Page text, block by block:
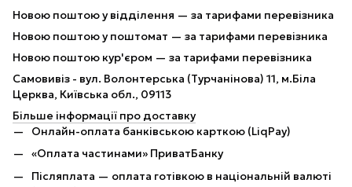
Новою поштою у відділення — за тарифами перевізника
Новою поштою у поштомат — за тарифами перевізника
Новою поштою кур'єром — за тарифами перевізника
Самовивіз - вул. Волонтерська (Турчанінова) 11, м.Біла
Церква, Київська обл., 09113
Більше інформації про доставку
Онлайн-оплата банківською карткою (LiqPay)
«Оплата частинами» ПриватБанку
Післяплата — оплата готівкою в національній валюті